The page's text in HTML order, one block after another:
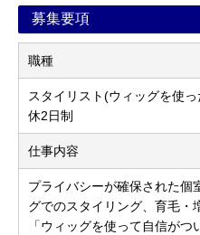
募集要項
職種
スタイリスト(ウィッグを使
休2日制
仕事内容
プライバシーが確保された個
グでのスタイリング、育毛・
「ウィッグを使って自信が